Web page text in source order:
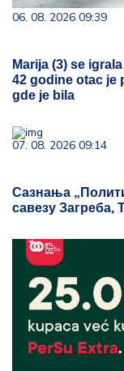
06. 08. 2026 09:39
Marija (3) se
42 godine otac je
gde je bila
07. 08. 2026 09:14
Сазнања
савезу Загреба,